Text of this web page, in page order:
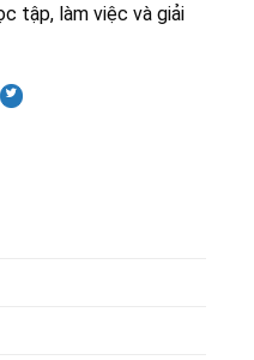
tập, làm việc và giải